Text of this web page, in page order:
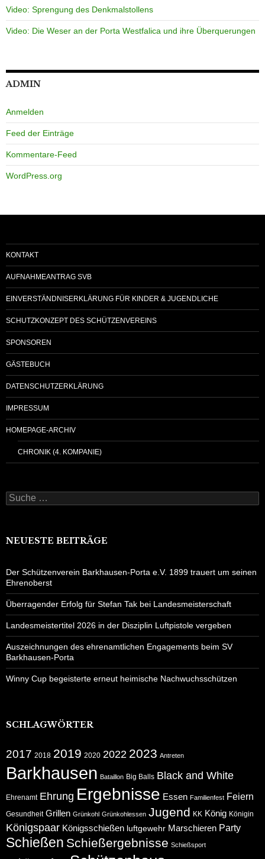
Video: Sprengung des Denkmalstollens
Video: Die Weser an der Porta Westfalica und ihre Überquerungen
ADMIN
Anmelden
Feed der Einträge
Kommentare-Feed
WordPress.org
KONTAKT
AUFNAHMEANTRAG SVB
EINVERSTÄNDNISERKLÄRUNG FÜR KINDER & JUGENDLICHE
SCHUTZKONZEPT DES SCHÜTZENVEREINS
SPONSOREN
GÄSTEBUCH
DATENSCHUTZERKLÄRUNG
IMPRESSUM
HOMEPAGE-ARCHIV
CHRONIK (4. KOMPANIE)
Suche
nach:
NEUESTE BEITRÄGE
Der Schützenverein Barkhausen-Porta e.V. 1899 trauert um seinen
Ehrenoberst
Überragender Erfolg für Stefan Tak bei Landesmeisterschaft
Landesmeistertitel 2026 in der Disziplin Luftpistole vergeben
Auszeichnungen des ehrenamtlichen Engagements beim SV
Barkhausen-Porta
Winny Cup begeisterte erneut heimische Nachwuchsschützen
SCHLAGWÖRTER
2017 2018 2019 2020 2022 2023 Antreten
Barkhausen Bataillon Big Balls Black and White
Ehrenamt Ehrung Ergebnisse Essen Familienfest Feiern
Gesundheit Grillen Grünkohl Grünkohlessen Jugend KK König Königin
Königspaar Königsschießen luftgewehr Marschieren Party
Schießen Schießergebnisse Schießsport